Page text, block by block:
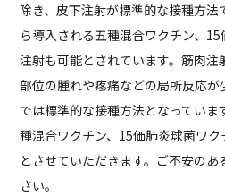
除き、皮下注射が標準的な接種方
ら導入される五種混合ワクチン、
注射も可能とされています。筋肉
部位の腫れや疼痛などの局所反応
では標準的な接種方法となってい
種混合ワクチン、15価肺炎球菌ワ
とさせていただきます。ご不安の
さい。